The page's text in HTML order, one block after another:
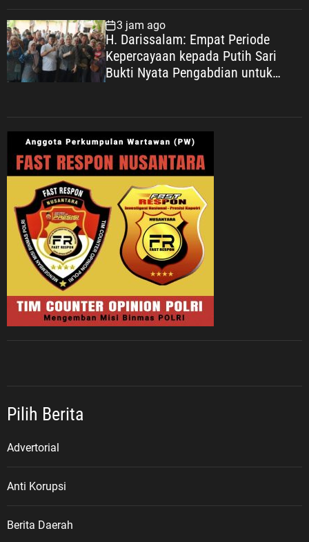
Kondusif
3 jam ago
H. Darissalam: Empat Periode
Kepercayaan kepada Putih Sari
Bukti Nyata Pengabdian untuk
Pilih Berita
Advertorial
Anti Korupsi
Berita Daerah